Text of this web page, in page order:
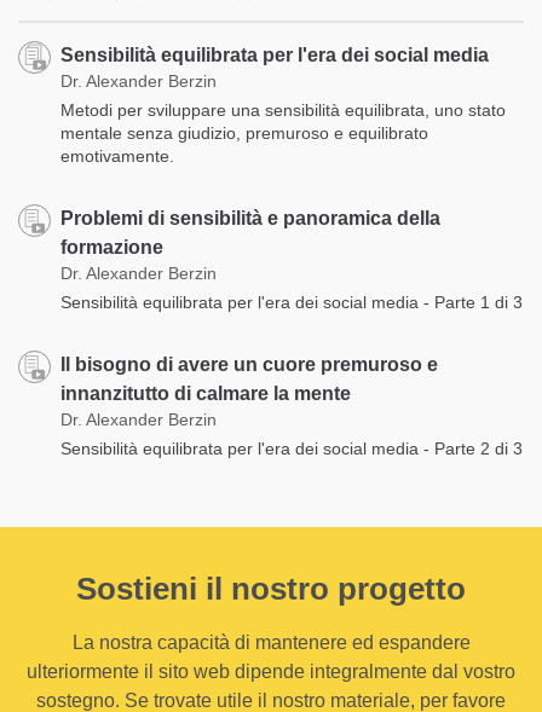
Sensibilità equilibrata per l'era dei social media
Dr. Alexander Berzin
Metodi per sviluppare una sensibilità equilibrata, uno stato
mentale senza giudizio, premuroso e equilibrato
emotivamente.
Problemi di sensibilità e panoramica della
formazione
Dr. Alexander Berzin
Sensibilità equilibrata per l'era dei social media - Parte 1 di 3
Il bisogno di avere un cuore premuroso e
innanzitutto di calmare la mente
Dr. Alexander Berzin
Sensibilità equilibrata per l'era dei social media - Parte 2 di 3
Sostieni il nostro progetto
La nostra capacità di mantenere ed espandere
ulteriormente il sito web dipende integralmente dal vostro
sostegno. Se trovate utile il nostro materiale, per favore